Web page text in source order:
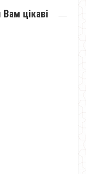
цікаві